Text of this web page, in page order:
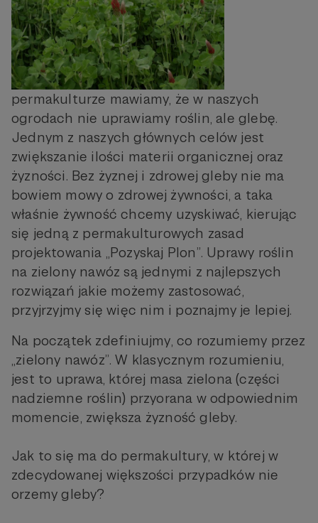
permakulturze mawiamy, że w naszych
ogrodach nie uprawiamy roślin, ale glebę.
Jednym z naszych głównych celów jest
zwiększanie ilości materii organicznej oraz
żyzności. Bez żyznej i zdrowej gleby nie ma
bowiem mowy o zdrowej żywności, a taka
właśnie żywność chcemy uzyskiwać, kierując
się jedną z permakulturowych zasad
projektowania „Pozyskaj Plon”. Uprawy roślin
na zielony nawóz są jednymi z najlepszych
rozwiązań jakie możemy zastosować,
przyjrzyjmy się więc nim i poznajmy je lepiej.
Na początek zdefiniujmy, co rozumiemy przez
„zielony nawóz”. W klasycznym rozumieniu,
jest to uprawa, której masa zielona (części
nadziemne roślin) przyorana w odpowiednim
momencie, zwiększa żyzność gleby.
Jak to się ma do permakultury, w której w
zdecydowanej większości przypadków nie
orzemy gleby?